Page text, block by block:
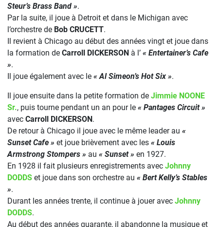
Steur’s Brass Band ».
Par la suite, il joue à Detroit et dans le Michigan avec
l’orchestre de Bob CRUCETT.
Il revient à Chicago au début des années vingt et joue dans
la formation de Carroll DICKERSON à l’ « Entertainer’s Cafe
».
Il joue également avec le « Al Simeon’s Hot Six ».
Il joue ensuite dans la petite formation de Jimmie NOONE
Sr., puis tourne pendant un an pour le « Pantages Circuit »
avec Carroll DICKERSON.
De retour à Chicago il joue avec le même leader au «
Sunset Cafe » et joue brièvement avec les « Louis
Armstrong Stompers » au « Sunset » en 1927.
En 1928 il fait plusieurs enregistrements avec Johnny
DODDS et joue dans son orchestre au « Bert Kelly’s Stables
».
Durant les années trente, il continue à jouer avec Johnny
DODDS.
Au début des années quarante, il abandonne la musique et